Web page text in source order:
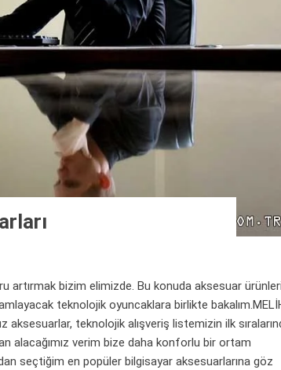
artırmak bizim elimizde. Bu konuda aksesuar ürünleri
teknolojik oyuncaklara birlikte
aksesuarlar, teknolojik alışveriş listemizin ilk
alacağımız verim bize daha konforlu bir ortam
seçtiğim en popüler bilgisayar aksesuarlarına göz